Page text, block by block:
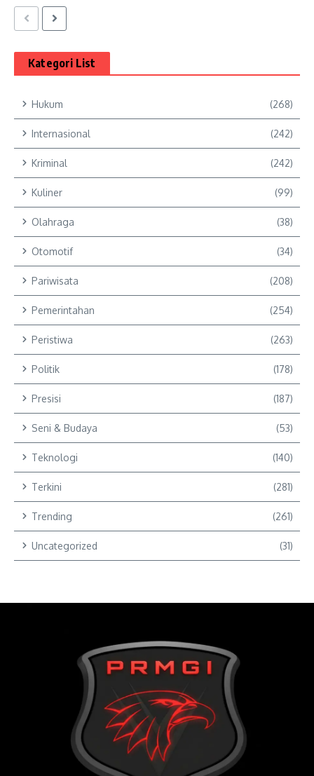
Kategori List
Hukum (268)
Internasional (242)
Kriminal (242)
Kuliner (99)
Olahraga (38)
Otomotif (34)
Pariwisata (208)
Pemerintahan (254)
Peristiwa (263)
Politik (178)
Presisi (187)
Seni & Budaya (53)
Teknologi (140)
Terkini (281)
Trending (261)
Uncategorized (31)